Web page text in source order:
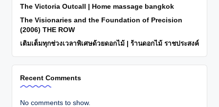
The Victoria Outcall | Home massage bangkok
The Visionaries and the Foundation of Precision
(2006) THE ROW
เติมเต็มทุกช่วงเวลาพิเศษด้วยดอกไม้ | ร้านดอกไม้ ราชประสงค์
Recent Comments
No comments to show.